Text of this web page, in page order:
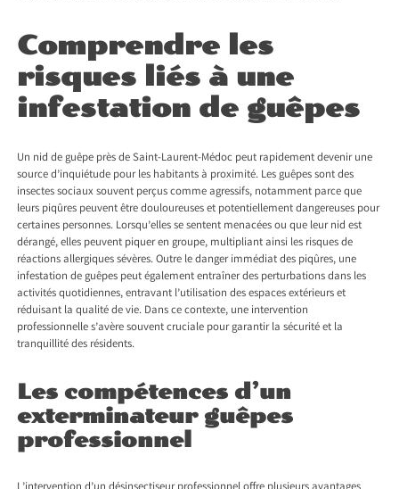
Comprendre les
risques liés à une
infestation de guêpes
Un nid de guêpe près de Saint-Laurent-Médoc peut rapidement devenir une
source d’inquiétude pour les habitants à proximité. Les guêpes sont des
insectes sociaux souvent perçus comme agressifs, notamment parce que
leurs piqûres peuvent être douloureuses et potentiellement dangereuses pour
certaines personnes. Lorsqu’elles se sentent menacées ou que leur nid est
dérangé, elles peuvent piquer en groupe, multipliant ainsi les risques de
réactions allergiques sévères. Outre le danger immédiat des piqûres, une
infestation de guêpes peut également entraîner des perturbations dans les
activités quotidiennes, entravant l’utilisation des espaces extérieurs et
réduisant la qualité de vie. Dans ce contexte, une intervention
professionnelle s’avère souvent cruciale pour garantir la sécurité et la
tranquillité des résidents.
Les compétences d’un
exterminateur guêpes
professionnel